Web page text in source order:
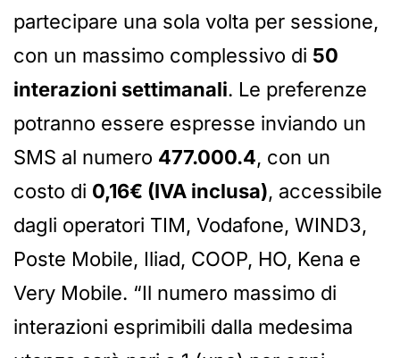
partecipare una sola volta per sessione,
con un massimo complessivo di 50
interazioni settimanali. Le preferenze
potranno essere espresse inviando un
SMS al numero 477.000.4, con un
costo di 0,16€ (IVA inclusa), accessibile
dagli operatori TIM, Vodafone, WIND3,
Poste Mobile, Iliad, COOP, HO, Kena e
Very Mobile. “Il numero massimo di
interazioni esprimibili dalla medesima